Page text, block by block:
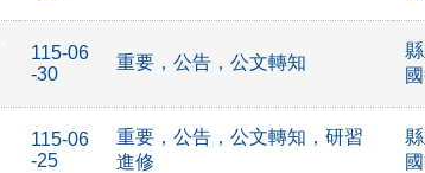
115-06
-30
重要，公告，公文轉知
115-06
-25
重要，公告，公文轉知，研習
進修